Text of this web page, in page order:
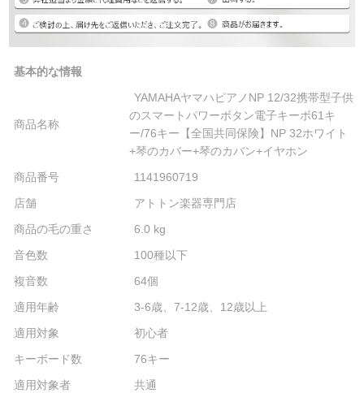
基本的な情報
商品名称
YAMAHAヤマハピアノNP 12/32携帯型子供
のスマートパワーボタン電子キーボ61キ
ー/76キー【全国共同保険】NP 32ホワイト
+琴のカバー+琴のカバン+イヤホン
商品番号
1141960719
店舗
アトトン楽器専門店
商品の毛の重さ
6.0 kg
音色数
100種以下
複音数
64個
適用年齢
3-6歳、7-12歳、12歳以上
適用対象
初心者
キーボード数
76キー
適用対象者
共通